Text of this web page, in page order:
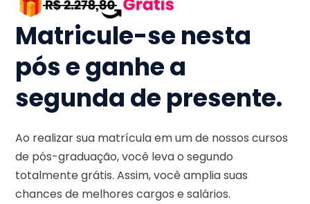
Matricule-se nesta
pós e ganhe a
segunda de presente.
Ao realizar sua matrícula em um de nossos cursos
de pós-graduação, você leva o segundo
totalmente grátis. Assim, você amplia suas
chances de melhores cargos e salários.